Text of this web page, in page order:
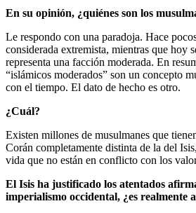
En su opinión, ¿quiénes son los
Le respondo con una paradoja. Hace
considerada extremista, mientras que hoy
representa una facción moderada. En
“islámicos moderados” son un concepto
con el tiempo. El dato de hecho es otro.
¿Cuál?
Existen millones de musulmanes que
Corán completamente distinta de la del
vida que no están en conflicto con los
El Isis ha justificado los atentados
imperialismo occidental, ¿es realmente